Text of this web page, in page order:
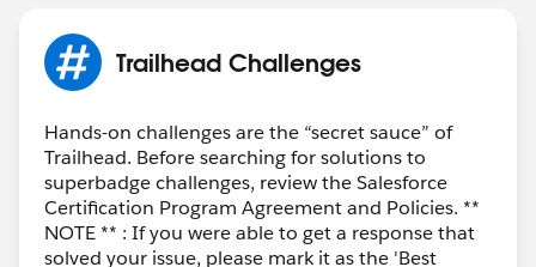
Trailhead Challenges
Hands-on challenges are the “secret sauce” of
Trailhead. Before searching for solutions to
superbadge challenges, review the Salesforce
Certification Program Agreement and Policies. **
NOTE ** : If you were able to get a response that
solved your issue, please mark it as the 'Best